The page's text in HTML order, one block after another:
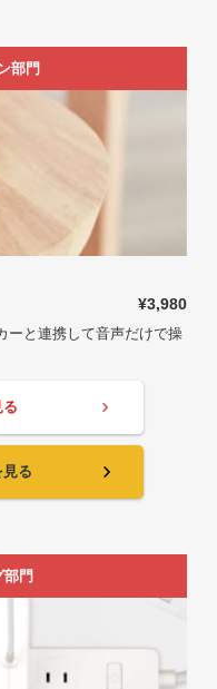
部門
¥3,980
ーと連携して音声だけで操
る
部門